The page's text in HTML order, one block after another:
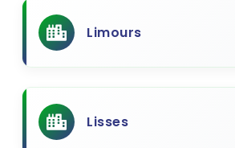
Limours
Lisses